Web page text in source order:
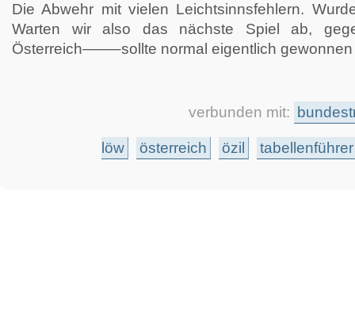
Die Abwehr mit vielen Leichtsinnsfehlern.
Warten wir also das nächste Spiel ab,
Österreich——–sollte normal eigentlich gewonnen
verbunden mit:
löw österreich özil